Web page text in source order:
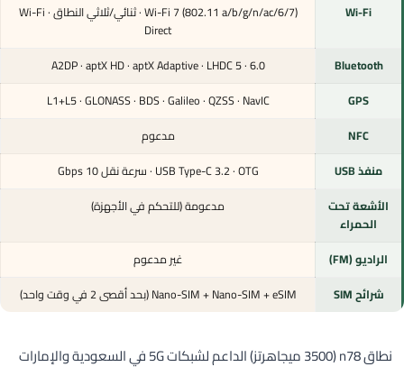
Wi-Fi
Wi-Fi 7 (802.11 a/b/g/n/ac/6/7) · ثنائي/ثلاثي النطاق · Wi-Fi
Direct
Bluetooth
6.0 · A2DP · aptX HD · aptX Adaptive · LHDC 5
GPS
L1+L5 · GLONASS · BDS · Galileo · QZSS · NavIC
NFC
مدعوم
منفذ USB
USB Type-C 3.2 · OTG · سرعة نقل 10 Gbps
الأشعة تحت
الحمراء
مدعومة (للتحكم في الأجهزة)
الراديو (FM)
غير مدعوم
شرائح SIM
Nano-SIM + Nano-SIM + eSIM (بحد أقصى 2 في وقت واحد)
نطاق n78 (3500 ميجاهرتز) الداعم لشبكات 5G في السعودية والإمارات